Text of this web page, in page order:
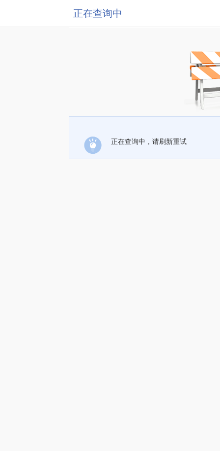
正在查询中
正在查询中，请刷新重试